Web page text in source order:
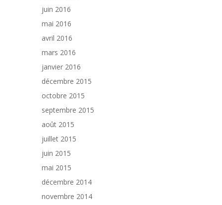
juin 2016
mai 2016
avril 2016
mars 2016
janvier 2016
décembre 2015
octobre 2015
septembre 2015
août 2015
juillet 2015
juin 2015
mai 2015
décembre 2014
novembre 2014